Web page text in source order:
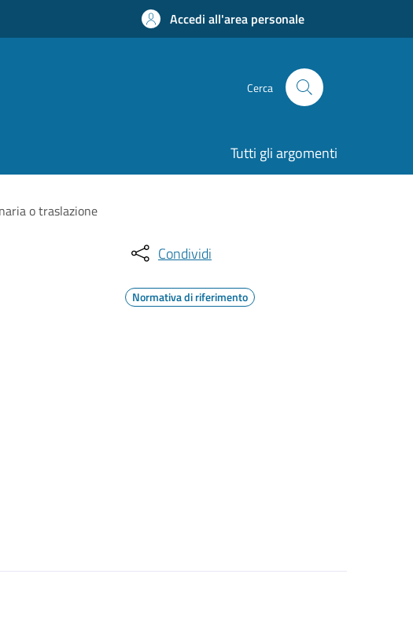
Accedi all'area personale
Cerca
Tutti gli argomenti
o traslazione
Condividi
Normativa di riferimento